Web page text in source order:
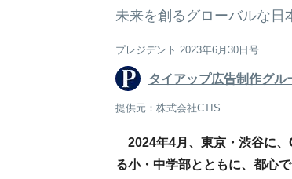
未来を創るグローバルな日
プレジデント 2023年6月30日号
タイアップ広告制作グル
提供元：株式会社CTIS
2024年4月、東京・渋谷に
る小・中学部とともに、都心